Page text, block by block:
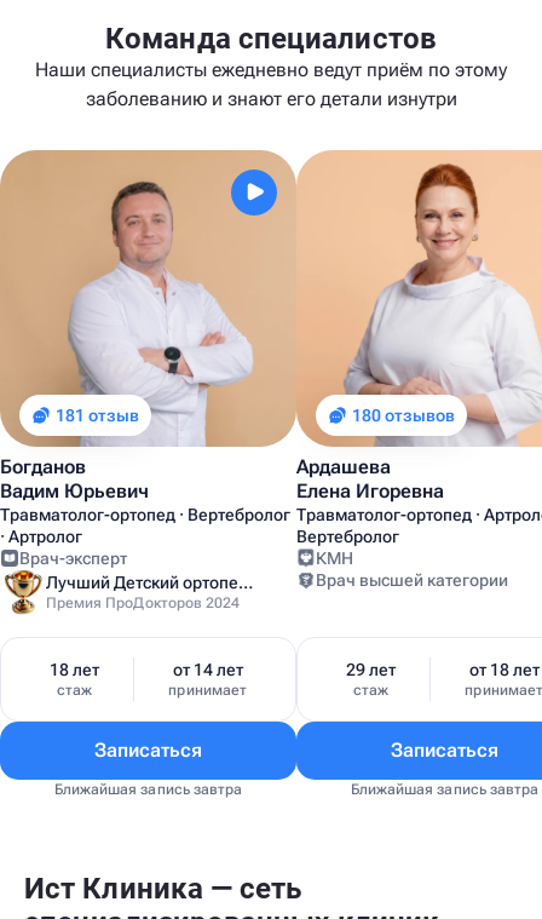
Команда специалистов
Наши специалисты ежедневно ведут приём по этому
заболеванию и знают его детали изнутри
181 отзыв
Богданов
Вадим Юрьевич
Травматолог-ортопед · Вертебролог
· Артролог
Врач-эксперт
Лучший Детский ортопед Москвы
Премия ПроДокторов 2024
18 лет
стаж
от 14 лет
принимает
Записаться
Ближайшая запись завтра
180 отзывов
Ардашева
Елена Игоревна
Травматолог-ортопед ·
Вертебролог
КМН
Врач высшей категории
29 лет
стаж
от 18 лет
принимает
Записаться
Ближайшая запись завтра
Ист Клиника — сеть